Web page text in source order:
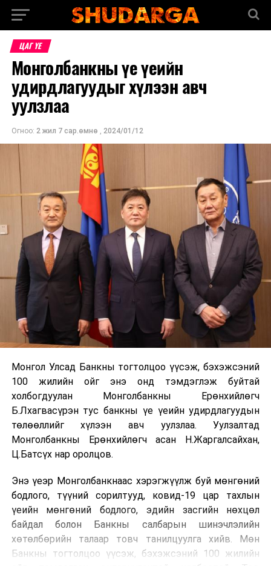
ЦАГ ҮЕ
Монголбанкны үе үеийн
удирдлагуудыг хүлээн авч
уулзлаа
Огноо: 2 жил 7 сар.өмнө , 2024/01/12
Монгол Улсад Банкны тогтолцоо үүсэж, бэхэжсэний
100 жилийн ойг энэ онд тэмдэглэж буйтай
холбогдуулан Монголбанкны Ерөнхийлөгч
Б.Лхагвасүрэн тус банкны үе үеийн удирдлагуудын
төлөөллийг хүлээн авч уулзлаа. Уулзалтад
Монголбанкны Ерөнхийлөгч асан Н.Жаргалсайхан,
Ц.Батсүх нар оролцов.
Энэ үеэр Монголбанкнаас хэрэгжүүлж буй мөнгөний
бодлого, түүний сорилтууд, ковид-19 цар тахлын
үеийн мөнгөний бодлого, эдийн засгийн нөхцөл
байдал болон Банкны салбарын шинэчлэлийн
хөтөлбөрийн талаар товч танилцуулга хийв. Мөн
Банкны тогтолцоо үүсэж, бэхэжсэний 100 жилийн